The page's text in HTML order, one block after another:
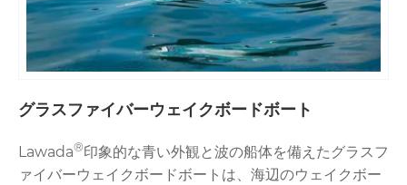
グラスファイバーウェイクボードボート
Lawada®印象的な青い外観と波の船体を備えたグラスフ
ァイバーウェイクボードボートは、海辺のウェイクボー